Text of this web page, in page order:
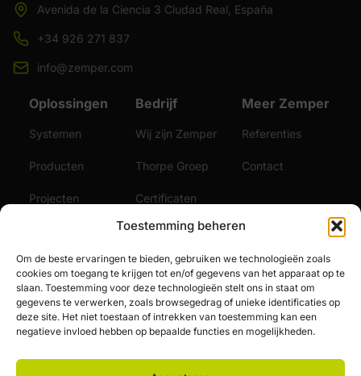
Toestemming beheren
Om de beste ervaringen te bieden, gebruiken we technologieën zoals
cookies om toegang te krijgen tot en/of gegevens van het apparaat op te
slaan. Toestemming voor deze technologieën stelt ons in staat om
gegevens te verwerken, zoals browsegedrag of unieke identificaties op
deze site. Het niet toestaan of intrekken van toestemming kan een
negatieve invloed hebben op bepaalde functies en mogelijkheden.
Avenida de la Ciencia 3 Ciudad Real, España
+34 926 271 837
info@zemper.com
Oplossingen
Systemen
Producten
Projecten
Diensten
Bedrijf
Wij zijn Zemper
Thorpe Groep
Certificaten
Video's
Nieuws
Vacatures
Meer Zemper
Referenties
Contact